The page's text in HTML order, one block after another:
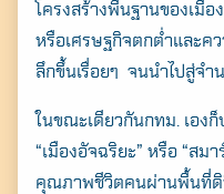
โครงสร้างพื้นฐานของเมื
หรือเศรษฐกิจตกต่ำและค
ลึกขึ้นเรื่อยๆ จนนำไปสู่จำ
ในขณะเดียวกันกทม. เอง
“เมืองอัจฉริยะ” หรือ “สม
คุณภาพชีวิตคนผ่านพื้นที่ดิ